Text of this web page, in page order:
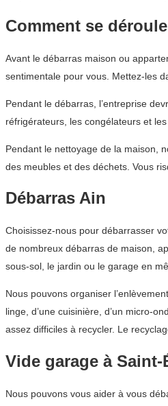
Comment se
Avant le débarras maison ou
sentimentale pour vous. Mettez-les
Pendant le débarras, l’entreprise
réfrigérateurs, les congélateurs et
Pendant le nettoyage de la maison,
des meubles et des déchets. Vous
Débarras Ain
Choisissez-nous pour débarrasser
de nombreux débarras de maison,
sous-sol, le jardin ou le garage en
Nous pouvons organiser
linge, d’une cuisinière, d’un micro-
assez difficiles à recycler. Le
Vide garage à Saint-
Nous pouvons vous aider à vous